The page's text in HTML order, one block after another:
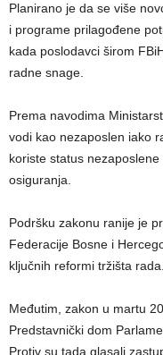
Planirano je da se više
i programe prilagođene
kada poslodavci širom
radne snage.
Prema navodima
vodi kao nezaposlen iako
koriste status
osiguranja.
Podršku zakonu ranije je
Federacije Bosne i
ključnih reformi tržišta rada.
Međutim, zakon u martu
Predstavnički dom
Protiv su tada glasali